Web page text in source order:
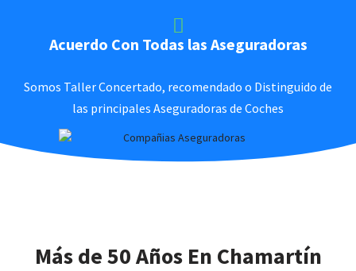
Acuerdo Con Todas las Aseguradoras
Somos Taller Concertado, recomendado o Distinguido de
las principales Aseguradoras de Coches
Más de 50 Años En Chamartín